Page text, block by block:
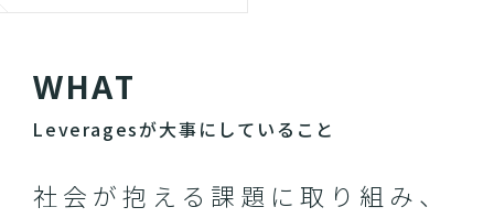
WHAT
Leveragesが大事にしていること
社会が抱える課題に取り組み、